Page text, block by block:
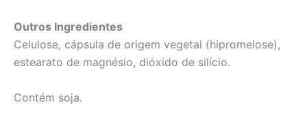
Outros Ingredientes
Celulose, cápsula de origem vegetal (hipromelose),
estearato de magnésio, dióxido de silício.
Contém soja.